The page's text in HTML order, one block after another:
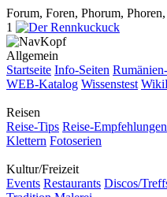
Forum, Foren, Phorum, Phoren,
1
Allgemein
Startseite Info-Seiten
WEB-Katalog Wissenstest
Reisen
Reise-Tips Reise-Empfehlungen
Klettern Fotoserien
Kultur/Freizeit
Events Restaurants Discos/